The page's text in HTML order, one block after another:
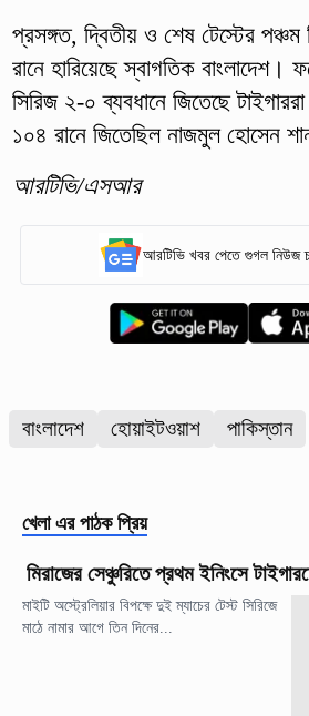
প্রসঙ্গত, দ্বিতীয় ও শেষ টেস্টের পঞ্চম
রানে হারিয়েছে স্বাগতিক বাংলাদেশ।
সিরিজ ২-০ ব্যবধানে জিতেছে
১০৪ রানে জিতেছিল নাজমুল হোসেন
আরটিভি/এসআর
আরটিভি খবর পেতে গুগল নিউজ
বাংলাদেশ হোয়াইটওয়াশ পাকিস্তান
খেলা এর পাঠক প্রিয়
মিরাজের সেঞ্চুরিতে প্রথম ইনিংসে
মাইটি অস্ট্রেলিয়ার বিপক্ষে দুই ম্যাচের টেস্ট সিরিজে
মাঠে নামার আগে তিন দিনের...